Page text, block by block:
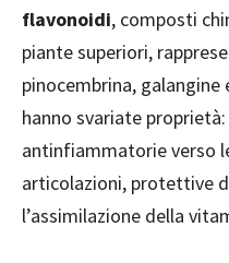
flavonoidi, composti
piante superiori,
pinocembrina,
hanno svariate
antinfiammatorie verso
articolazioni, protettive
l’assimilazione della